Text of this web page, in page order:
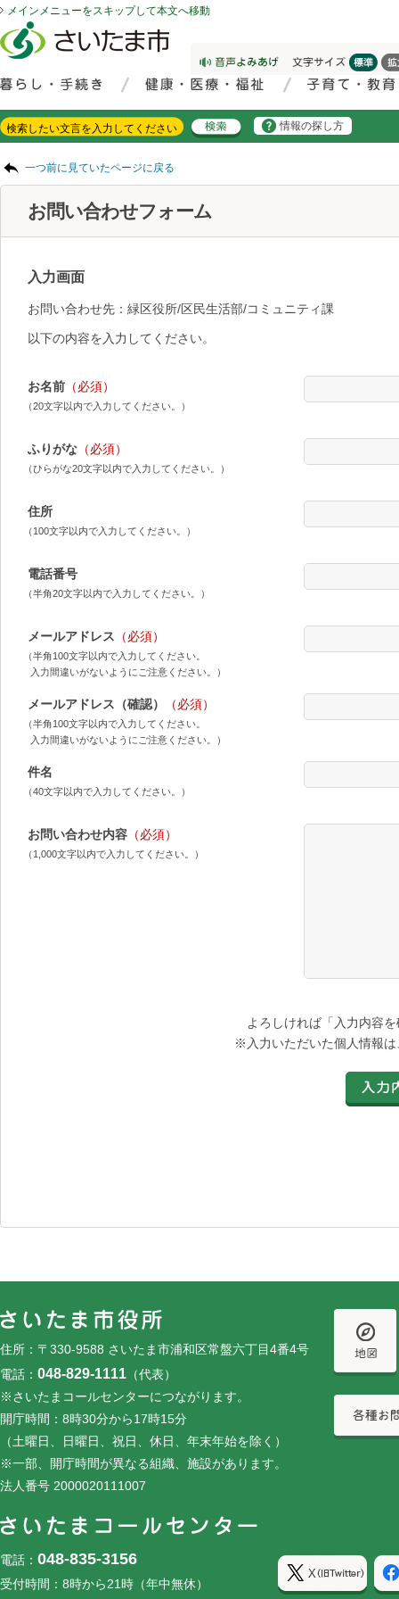
メインメニューをスキップして本文へ移動
情報の探し方
一つ前に見ていたページに戻る
お問い合わせフォーム
入力画面
お問い合わせ先：緑区役所/区民生活部/コミュニティ課
以下の内容を入力してください。
お名前 （必須）
（20文字以内で入力してください。）
ふりがな （必須）
（ひらがな20文字以内で入力してください。）
住所
（100文字以内で入力してください。）
電話番号
（半角20文字以内で入力してください。）
メールアドレス （必須）
（半角100文字以内で入力してください。
入力間違いがないようにご注意ください。）
メールアドレス（確認） （必須）
（半角100文字以内で入力してください。
入力間違いがないようにご注意ください。）
件名
（40文字以内で入力してください。）
お問い合わせ内容 （必須）
（1,000文字以内で入力してください。）
よろしければ「入力内容
※入力いただいた個人情報
住所：〒330-9588 さいたま市浦和区常盤六丁目4番4号
電話： 048-829-1111 （代表）
※さいたまコールセンターにつながります。
開庁時間：8時30分から17時15分
（土曜日、日曜日、祝日、休日、年末年始を除く）
※一部、開庁時間が異なる組織、施設があります。
法人番号 2000020111007
電話： 048-835-3156
受付時間：8時から21時（年中無休）